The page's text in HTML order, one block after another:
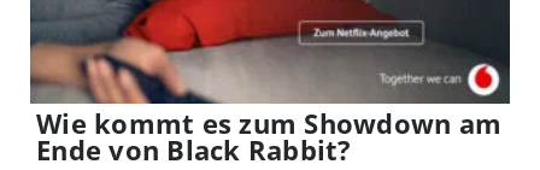
Wie kommt es zum Showdown am
Ende von Black Rabbit?